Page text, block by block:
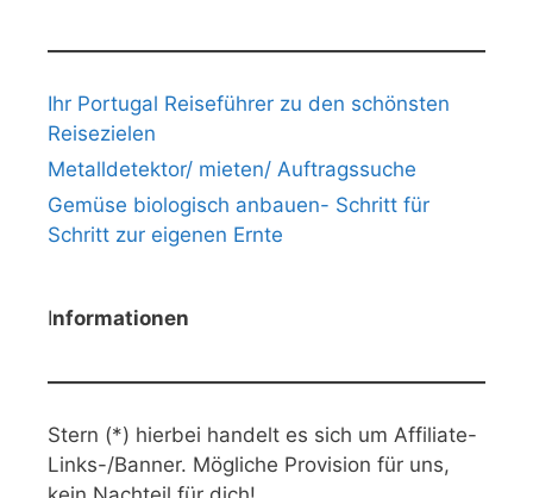
Ihr Portugal Reiseführer zu den schönsten
Reisezielen
Metalldetektor/ mieten/ Auftragssuche
Gemüse biologisch anbauen- Schritt für
Schritt zur eigenen Ernte
Informationen
Stern (*) hierbei handelt es sich um Affiliate-
Links-/Banner. Mögliche Provision für uns,